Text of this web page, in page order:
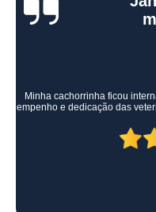
atenção,
conosco
todos